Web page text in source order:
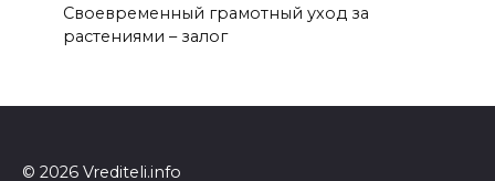
Своевременный грамотный уход за
растениями – залог
© 2026 Vrediteli.info